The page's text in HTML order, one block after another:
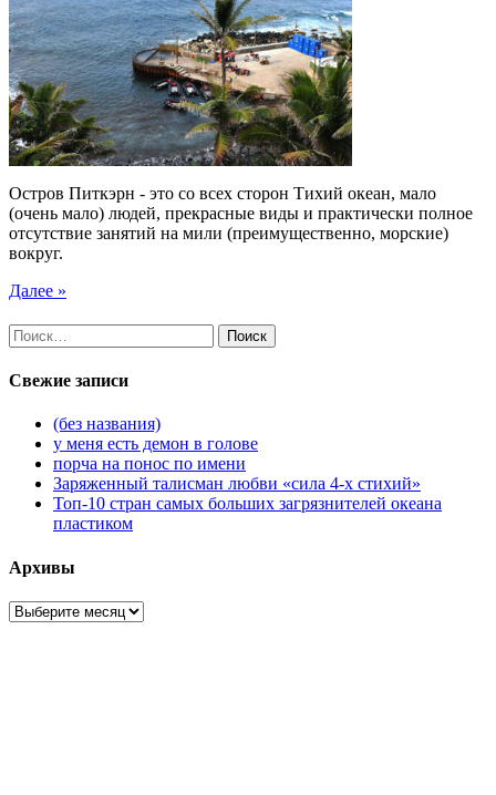
Остров Питкэрн - это со всех сторон Тихий океан, мало
(очень мало) людей, прекрасные виды и практически полное
отсутствие занятий на мили (преимущественно, морские)
вокруг.
Далее »
Найти:
Свежие записи
(без названия)
у меня есть демон в голове
порча на понос по имени
Заряженный талисман любви «сила 4-х стихий»
Топ-10 стран самых больших загрязнителей океана
пластиком
Архивы
Архивы